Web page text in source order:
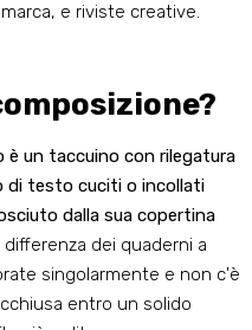
e riviste creative.
è un taccuino con rilegatura
di testo cuciti o incollati
dalla sua copertina
differenza dei quaderni a
singolarmente e non c'è
entro un solido